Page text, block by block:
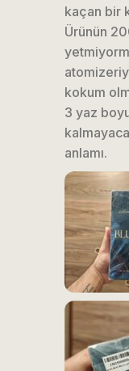
kaçan bir
Ürünün
kokum
3 yaz
anlamı.